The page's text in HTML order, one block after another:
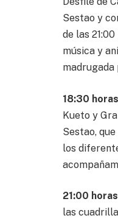
Sestao y
de las
música y
madrugada
18:30
Kueto y
Sestao,
los
21:00
las